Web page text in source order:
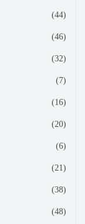
(44)
(46)
(32)
(7)
(16)
(20)
(6)
(21)
(38)
(48)